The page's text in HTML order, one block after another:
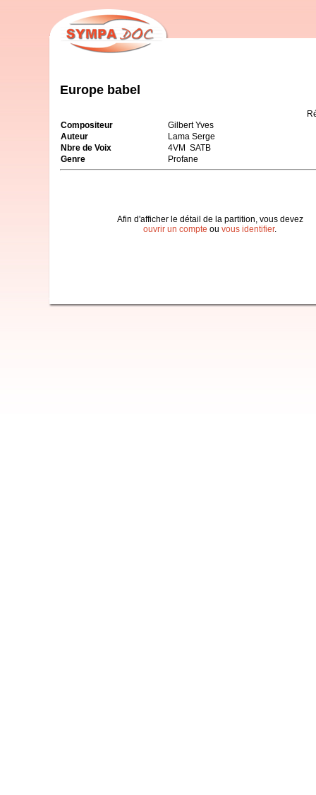
Europe babel
Compositeur
Gilbert Yves
Auteur
Lama Serge
Nbre de Voix
4VM SATB
Genre
Profane
Afin d'afficher le détail de la partition, vous devez
ouvrir un compte ou vous identifier.